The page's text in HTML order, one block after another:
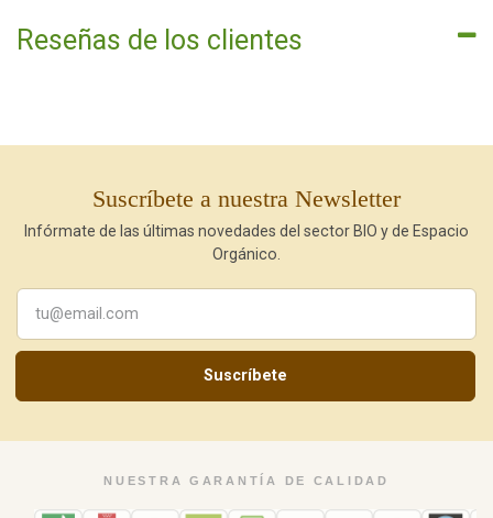
Reseñas de los clientes
Suscríbete a nuestra Newsletter
Infórmate de las últimas novedades del sector BIO y de Espacio
Orgánico.
Suscríbete
NUESTRA GARANTÍA DE CALIDAD